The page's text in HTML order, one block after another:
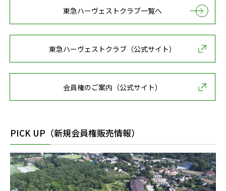
東急ハーヴェストクラブ一覧へ
東急ハーヴェストクラブ（公式サイト）
会員権のご案内（公式サイト）
PICK UP（新規会員権販売情報）